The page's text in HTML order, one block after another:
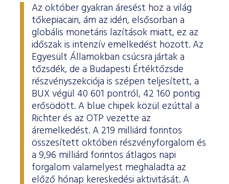
Az október gyakran áresést hoz a világ
tőkepiacain, ám az idén, elsősorban a
globális monetáris lazítások miatt, ez az
időszak is intenzív emelkedést hozott. Az
Egyesült Államokban csúcsra jártak a
tőzsdék, de a Budapesti Értéktőzsde
részvényszekciója is szépen teljesített, a
BUX végül 40 601 pontról, 42 160 pontig
erősödött. A blue chipek közül ezúttal a
Richter és az OTP vezette az
áremelkedést. A 219 milliárd forintos
összesített októberi részvényforgalom és
a 9,96 milliárd forintos átlagos napi
forgalom valamelyest meghaladta az
előző hónap kereskedési aktivitását. A